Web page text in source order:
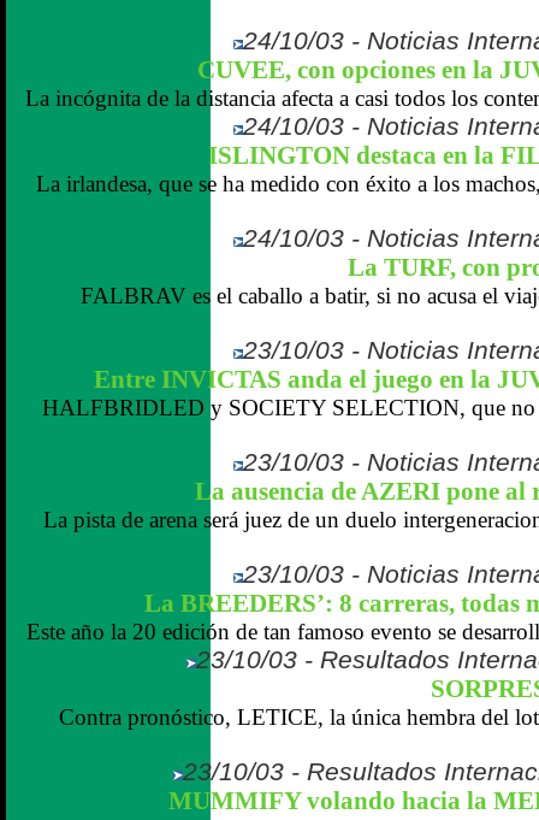
24/10/03 - Noticias
CUVEE, con opciones en la
La incógnita de la distancia afecta a casi todos los
24/10/03 - Noticias
ISLINGTON destaca en la
La irlandesa, que se ha medido con éxito a los
24/10/03 - Noticias
La TURF, con
FALBRAV es el caballo a batir, si no acusa el
23/10/03 - Noticias
Entre INVICTAS anda el juego en la
HALFBRIDLED y SOCIETY SELECTION, que no
23/10/03 - Noticias
La ausencia de AZERI pone
La pista de arena será juez de un duelo
23/10/03 - Noticias
La BREEDERS’: 8 carreras, todas
Este año la 20 edición de tan famoso evento se
23/10/03 - Resultados
Contra pronóstico, LETICE, la única hembra del
23/10/03 - Resultados
MUMMIFY volando hacia la